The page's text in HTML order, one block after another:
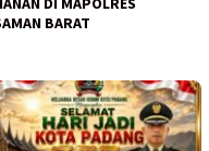
BARAT